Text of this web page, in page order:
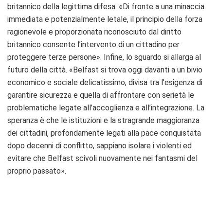
britannico della legittima difesa. «Di fronte a una minaccia
immediata e potenzialmente letale, il principio della forza
ragionevole e proporzionata riconosciuto dal diritto
britannico consente l’intervento di un cittadino per
proteggere terze persone». Infine, lo sguardo si allarga al
futuro della città. «Belfast si trova oggi davanti a un bivio
economico e sociale delicatissimo, divisa tra l’esigenza di
garantire sicurezza e quella di affrontare con serietà le
problematiche legate all’accoglienza e all’integrazione. La
speranza è che le istituzioni e la stragrande maggioranza
dei cittadini, profondamente legati alla pace conquistata
dopo decenni di conflitto, sappiano isolare i violenti ed
evitare che Belfast scivoli nuovamente nei fantasmi del
proprio passato».